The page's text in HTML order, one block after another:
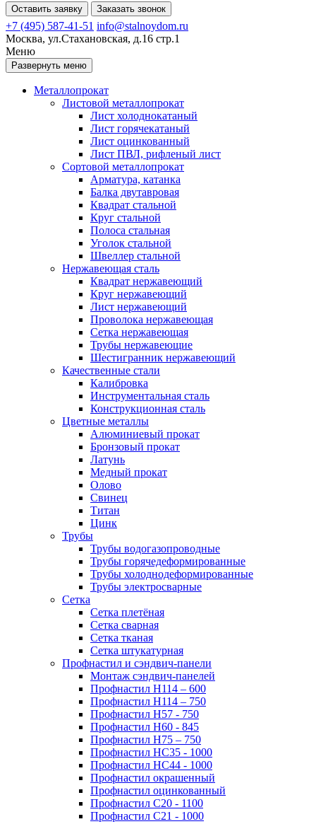
Оставить заявку Заказать звонок
+7 (495) 587-41-51 info@stalnoydom.ru
Москва, ул.Стахановская, д.16 стр.1
Меню
Развернуть меню
Металлопрокат
Листовой металлопрокат
Лист холоднокатаный
Лист горячекатаный
Лист оцинкованный
Лист ПВЛ, рифленый лист
Сортовой металлопрокат
Арматура, катанка
Балка двутавровая
Квадрат стальной
Круг стальной
Полоса стальная
Уголок стальной
Швеллер стальной
Нержавеющая сталь
Квадрат нержавеющий
Круг нержавеющий
Лист нержавеющий
Проволока нержавеющая
Сетка нержавеющая
Трубы нержавеющие
Шестигранник нержавеющий
Качественные стали
Калибровка
Инструментальная сталь
Конструкционная сталь
Цветные металлы
Алюминиевый прокат
Бронзовый прокат
Латунь
Медный прокат
Олово
Свинец
Титан
Цинк
Трубы
Трубы водогазопроводные
Трубы горячедеформированные
Трубы холоднодеформированные
Трубы электросварные
Сетка
Сетка плетёная
Сетка сварная
Сетка тканая
Сетка штукатурная
Профнастил и сэндвич-панели
Монтаж сэндвич-панелей
Профнастил Н114 – 600
Профнастил Н114 – 750
Профнастил Н57 - 750
Профнастил Н60 - 845
Профнастил Н75 – 750
Профнастил НС35 - 1000
Профнастил НС44 - 1000
Профнастил окрашенный
Профнастил оцинкованный
Профнастил С20 - 1100
Профнастил С21 - 1000